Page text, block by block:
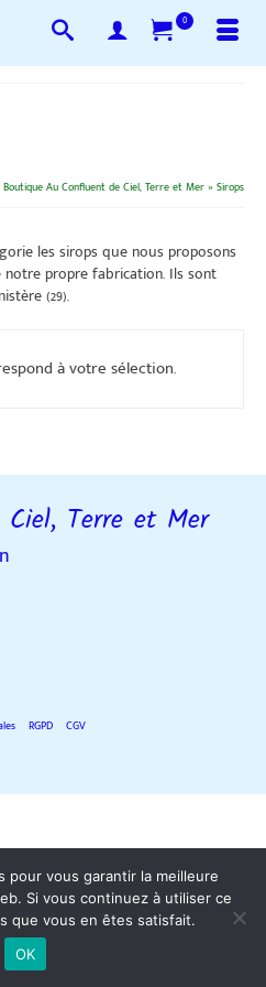
0
Boutique Au Confluent de Ciel, Terre et Mer»Sirops
les sirops que nous proposons
propre fabrication. Ils sont
(29).
à votre sélection.
Terre et Mer
RGPD
CGV
pour vous garantir la meilleure
Si vous continuez à utiliser ce
que vous en êtes satisfait.
OK